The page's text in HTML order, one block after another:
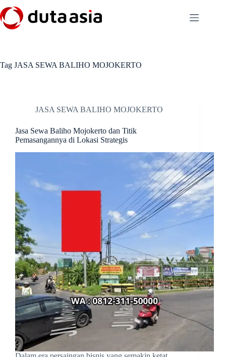
to
content
Tag JASA SEWA BALIHO MOJOKERTO
JASA SEWA BALIHO MOJOKERTO
Jasa Sewa Baliho Mojokerto dan Titik
Pemasangannya di Lokasi Strategis